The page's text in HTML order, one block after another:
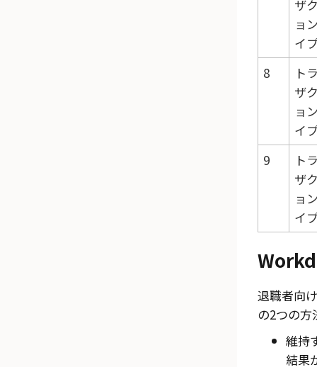
ザ
ョ
イ
8
ト
ザ
ョ
イ
9
ト
ザ
ョ
イ
退職者向
の2つの方
維持
結果